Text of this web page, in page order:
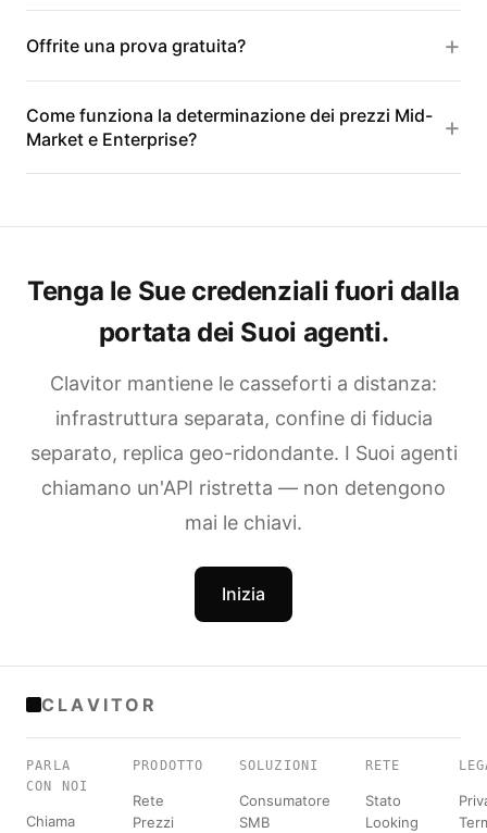
Offrite una prova gratuita?
Come funziona la determinazione dei prezzi Mid-
Market e Enterprise?
Tenga le Sue credenziali fuori dalla
portata dei Suoi agenti.
Clavitor mantiene le casseforti a distanza:
infrastruttura separata, confine di fiducia
separato, replica geo-ridondante. I Suoi agenti
chiamano un'API ristretta — non detengono
mai le chiavi.
Inizia
CLAVITOR
PARLA
CON NOI
Chiama
PRODOTTO
Rete
Prezzi
SOLUZIONI
Consumatore
SMB
RETE
Stato
Looking